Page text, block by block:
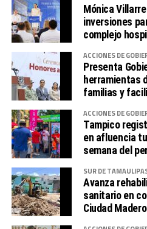
Mónica
inversiones
complejo
ACCIONES DE
Presenta
herramientas
familias y
ACCIONES DE
Tampico
en afluencia
semana del
SUR DE
Avanza
sanitario en
Ciudad Madero